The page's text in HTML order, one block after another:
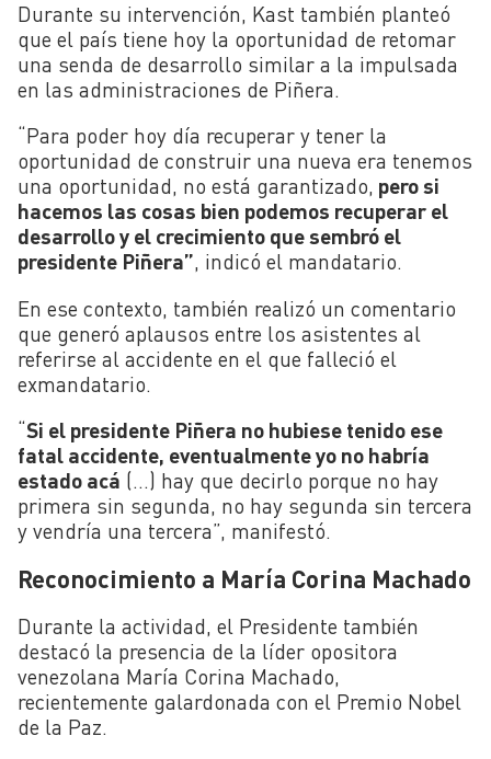
Durante su intervención, Kast también planteó
que el país tiene hoy la oportunidad de retomar
una senda de desarrollo similar a la impulsada
en las administraciones de Piñera.
“Para poder hoy día recuperar y tener la
oportunidad de construir una nueva era tenemos
una oportunidad, no está garantizado, pero si
hacemos las cosas bien podemos recuperar el
desarrollo y el crecimiento que sembró el
presidente Piñera”, indicó el mandatario.
En ese contexto, también realizó un comentario
que generó aplausos entre los asistentes al
referirse al accidente en el que falleció el
exmandatario.
“Si el presidente Piñera no hubiese tenido ese
fatal accidente, eventualmente yo no habría
estado acá (…) hay que decirlo porque no hay
primera sin segunda, no hay segunda sin tercera
y vendría una tercera”, manifestó.
Reconocimiento a María Corina Machado
Durante la actividad, el Presidente también
destacó la presencia de la líder opositora
venezolana María Corina Machado,
recientemente galardonada con el Premio Nobel
de la Paz.